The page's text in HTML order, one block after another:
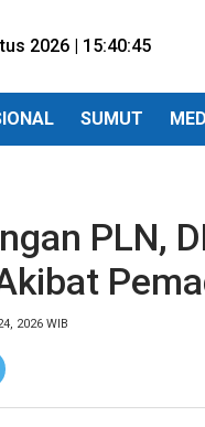
2026 | 15:40:47
SUMUT
PLN,
2026 WIB